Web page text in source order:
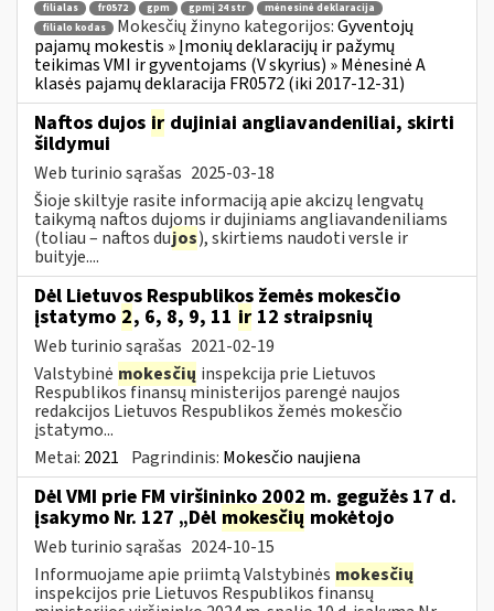
filialas fr0572 gpm gpmį 24 str
mėnesinė deklaracija
filialo kodas
Mokesčių žinyno kategorijos:Gyventojų
pajamų mokestis » Įmonių deklaracijų ir pažymų
teikimas VMI ir gyventojams (V skyrius) » Mėnesinė A
klasės pajamų deklaracija FR0572 (iki 2017-12-31)
Naftos dujos ir dujiniai angliavandeniliai, skirti
šildymui
Web turinio sąrašas 2025-03-18
Šioje skiltyje rasite informaciją apie akcizų lengvatų
taikymą naftos dujoms ir dujiniams angliavandeniliams
(toliau – naftos dujos), skirtiems naudoti versle ir
buityje....
Dėl Lietuvos Respublikos žemės mokesčio
įstatymo 2, 6, 8, 9, 11 ir 12 straipsnių
Web turinio sąrašas 2021-02-19
Valstybinė mokesčių inspekcija prie Lietuvos
Respublikos finansų ministerijos parengė naujos
redakcijos Lietuvos Respublikos žemės mokesčio
įstatymo...
Metai: 2021 Pagrindinis: Mokesčio naujiena
Dėl VMI prie FM viršininko 2002 m. gegužės 17 d.
įsakymo Nr. 127 „Dėl mokesčių mokėtojo
Web turinio sąrašas 2024-10-15
Informuojame apie priimtą Valstybinės mokesčių
inspekcijos prie Lietuvos Respublikos finansų